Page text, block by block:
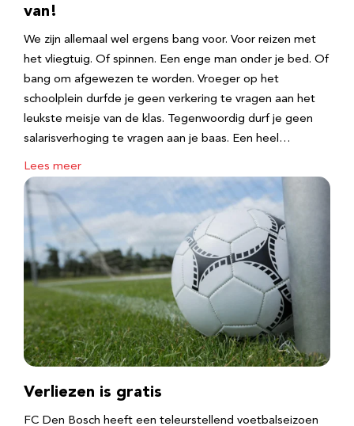
van!
We zijn allemaal wel ergens bang voor. Voor reizen met
het vliegtuig. Of spinnen. Een enge man onder je bed. Of
bang om afgewezen te worden. Vroeger op het
schoolplein durfde je geen verkering te vragen aan het
leukste meisje van de klas. Tegenwoordig durf je geen
salarisverhoging te vragen aan je baas. Een heel…
Lees meer
Verliezen is gratis
FC Den Bosch heeft een teleurstellend voetbalseizoen